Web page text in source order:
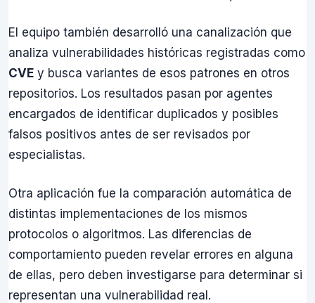
El equipo también desarrolló una canalización que
analiza vulnerabilidades históricas registradas como
CVE y busca variantes de esos patrones en otros
repositorios. Los resultados pasan por agentes
encargados de identificar duplicados y posibles
falsos positivos antes de ser revisados por
especialistas.
Otra aplicación fue la comparación automática de
distintas implementaciones de los mismos
protocolos o algoritmos. Las diferencias de
comportamiento pueden revelar errores en alguna
de ellas, pero deben investigarse para determinar si
representan una vulnerabilidad real.